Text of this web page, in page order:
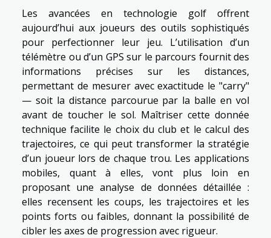
Les avancées en technologie golf offrent
aujourd’hui aux joueurs des outils sophistiqués
pour perfectionner leur jeu. L’utilisation d’un
télémètre ou d’un GPS sur le parcours fournit des
informations précises sur les distances,
permettant de mesurer avec exactitude le "carry"
— soit la distance parcourue par la balle en vol
avant de toucher le sol. Maîtriser cette donnée
technique facilite le choix du club et le calcul des
trajectoires, ce qui peut transformer la stratégie
d’un joueur lors de chaque trou. Les applications
mobiles, quant à elles, vont plus loin en
proposant une analyse de données détaillée :
elles recensent les coups, les trajectoires et les
points forts ou faibles, donnant la possibilité de
cibler les axes de progression avec rigueur.